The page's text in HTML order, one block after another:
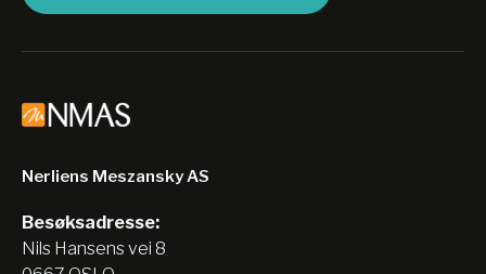
Nerliens Meszansky AS
Besøksadresse:
Nils Hansens vei 8